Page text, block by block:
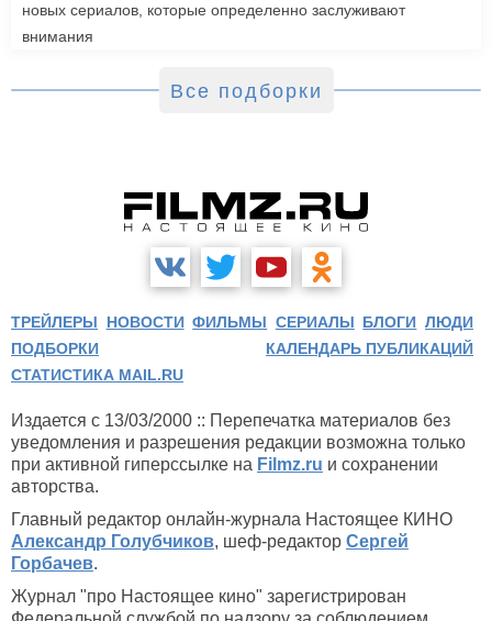
новых сериалов, которые определенно заслуживают
внимания
Все подборки
ТРЕЙЛЕРЫ НОВОСТИ ФИЛЬМЫ СЕРИАЛЫ БЛОГИ ЛЮДИ
ПОДБОРКИ
КАЛЕНДАРЬ ПУБЛИКАЦИЙ
СТАТИСТИКА MAIL.RU
Издается с 13/03/2000 :: Перепечатка материалов без
уведомления и разрешения редакции возможна только
при активной гиперссылке на Filmz.ru и сохранении
авторства.
Главный редактор онлайн-журнала Настоящее КИНО
Александр Голубчиков, шеф-редактор Сергей
Горбачев.
Журнал "про Настоящее кино" зарегистрирован